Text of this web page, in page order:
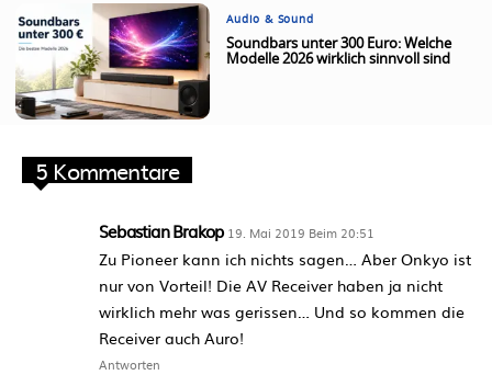
Audio & Sound
Soundbars unter 300 Euro: Welche
Modelle 2026 wirklich sinnvoll sind
5 Kommentare
Sebastian Brakop 19. Mai 2019 Beim 20:51
Zu Pioneer kann ich nichts sagen… Aber Onkyo ist
nur von Vorteil! Die AV Receiver haben ja nicht
wirklich mehr was gerissen… Und so kommen die
Receiver auch Auro!
Antworten